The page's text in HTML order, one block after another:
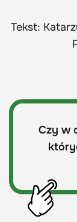
Tekst:
Czy w